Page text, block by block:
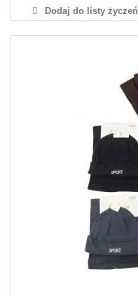
Dodaj do listy życzeń